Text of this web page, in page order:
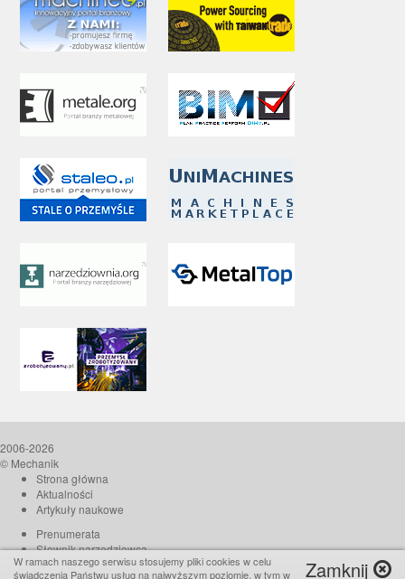
2006-2026
© Mechanik
Strona główna
Aktualności
Artykuły naukowe
Prenumerata
Słownik narzędziowca
O czasopiśmie
Zamknij
W ramach naszego serwisu stosujemy pliki cookies w celu
świadczenia Państwu usług na najwyższym poziomie, w tym w